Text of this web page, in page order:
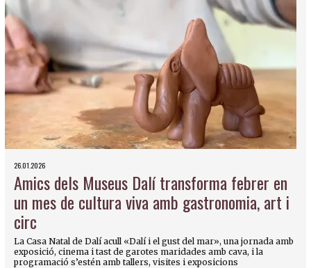
26.01.2026
Amics dels Museus Dalí transforma febrer en
un mes de cultura viva amb gastronomia, art i
circ
La Casa Natal de Dalí acull «Dalí i el gust del mar», una jornada amb
exposició, cinema i tast de garotes maridades amb cava, i la
programació s’estén amb tallers, visites i exposicions